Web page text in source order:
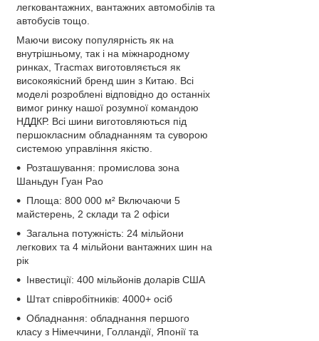
легковантажних, вантажних автомобілів та
автобусів тощо.
Маючи високу популярність як на
внутрішньому, так і на міжнародному
ринках, Tracmax виготовляється як
високоякісний бренд шин з Китаю. Всі
моделі розроблені відповідно до останніх
вимог ринку нашої розумної командою
НДДКР. Всі шини виготовляються під
першокласним обладнанням та суворою
системою управління якістю.
Розташування: промислова зона
Шаньдун Гуан Рао
Площа: 800 000 м² Включаючи 5
майстерень, 2 склади та 2 офіси
Загальна потужність: 24 мільйони
легкових та 4 мільйони вантажних шин на
рік
Інвестиції: 400 мільйонів доларів США
Штат співробітників: 4000+ осіб
Обладнання: обладнання першого
класу з Німеччини, Голландії, Японії та